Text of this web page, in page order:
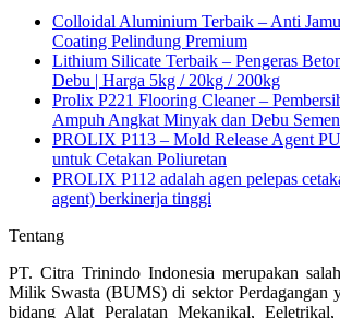
Colloidal Aluminium Terbaik – Anti
Coating Pelindung Premium
Lithium Silicate Terbaik – Pengeras
Debu | Harga 5kg / 20kg / 200kg
Prolix P221 Flooring Cleaner –
Ampuh Angkat Minyak dan Debu Semen
PROLIX P113 – Mold Release Agent
untuk Cetakan Poliuretan
PROLIX P112 adalah agen pelepas
agent) berkinerja tinggi
Tentang
PT. Citra Trinindo Indonesia merupakan
Milik Swasta (BUMS) di sektor Perdagangan
bidang Alat Peralatan Mekanikal,